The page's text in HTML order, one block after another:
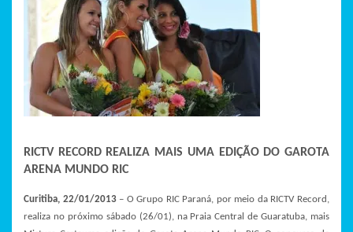
RICTV RECORD REALIZA MAIS UMA EDIÇÃO DO GAROTA
ARENA MUNDO RIC
Curitiba, 22/01/2013– O Grupo RIC Paraná, por meio da RICTV Record,
realiza no próximo sábado (26/01), na Praia Central de Guaratuba, mais